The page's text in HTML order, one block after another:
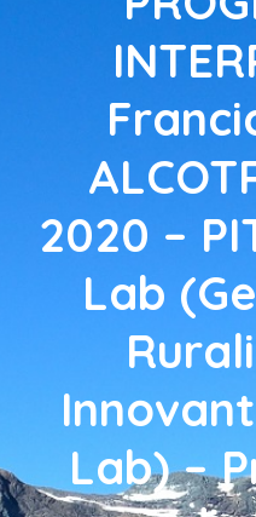
2020 –
Lab
Lab) –